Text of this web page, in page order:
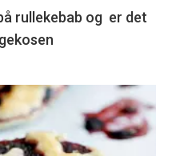
rullekebab og er det